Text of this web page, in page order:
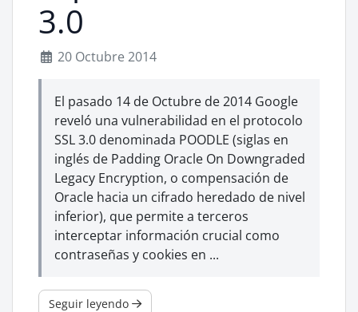
3.0
20 Octubre 2014
El pasado 14 de Octubre de 2014 Google
reveló una vulnerabilidad en el protocolo
SSL 3.0 denominada POODLE (siglas en
inglés de Padding Oracle On Downgraded
Legacy Encryption, o compensación de
Oracle hacia un cifrado heredado de nivel
inferior), que permite a terceros
interceptar información crucial como
contraseñas y cookies en ...
Seguir leyendo